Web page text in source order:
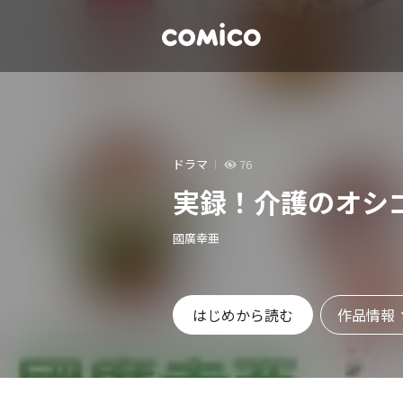
ドラマ 76
実録！介護のオシ
國廣幸亜
はじめから読む 作品情報